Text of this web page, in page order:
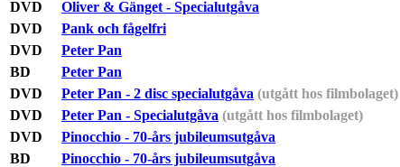
DVD
Oliver & Gänget - Specialutgåva
DVD
Pank och fågelfri
DVD
Peter Pan
BD
Peter Pan
DVD
Peter Pan - 2 disc specialutgåva (utgått hos filmbolaget)
DVD
Peter Pan - Specialutgåva (utgått hos filmbolaget)
DVD
Pinocchio - 70-års jubileumsutgåva
BD
Pinocchio - 70-års jubileumsutgåva